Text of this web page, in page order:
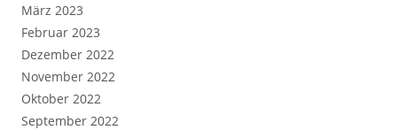
März 2023
Februar 2023
Dezember 2022
November 2022
Oktober 2022
September 2022